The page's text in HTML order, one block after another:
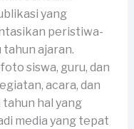
yang
peristiwa-
ajaran.
siswa, guru, dan
acara, dan
hal yang
media yang tepat